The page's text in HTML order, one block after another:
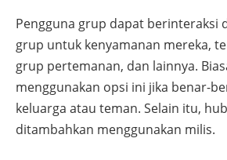
Pengguna grup dapat berinteraksi
grup untuk kenyamanan mereka,
grup pertemanan, dan lainnya.
menggunakan opsi ini jika benar-
keluarga atau teman. Selain itu,
ditambahkan menggunakan milis.